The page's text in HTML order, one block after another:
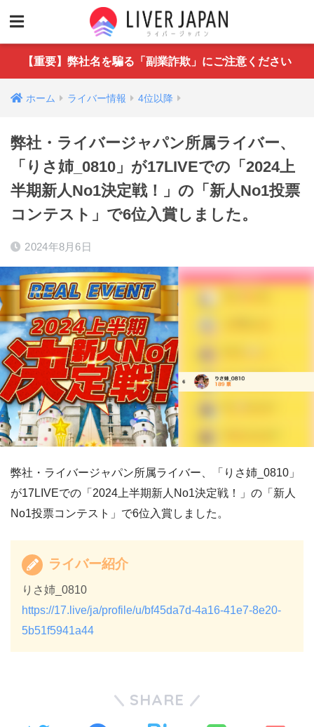
【重要】弊社名を騙る「副業詐欺」にご注意ください
ホーム ライバー情報 4位以降
弊社・ライバージャパン所属ライバー、
「りさ姉_0810」が17LIVEでの「2024上
半期新人No1決定戦！」の「新人No1投票
コンテスト」で6位入賞しました。
2024年8月6日
弊社・ライバージャパン所属ライバー、「りさ姉_0810」
が17LIVEでの「2024上半期新人No1決定戦！」の「新人
No1投票コンテスト」で6位入賞しました。
ライバー紹介
りさ姉_0810
https://17.live/ja/profile/u/bf45da7d-4a16-41e7-8e20-
5b51f5941a44
SHARE